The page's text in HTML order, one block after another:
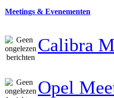
Meetings & Evenementen
Calibra
Opel